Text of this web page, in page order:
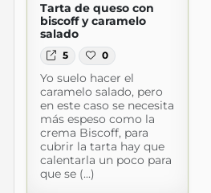
Tarta de queso con
biscoff y caramelo
salado
5 0
Yo suelo hacer el
caramelo salado, pero
en este caso se necesita
más espeso como la
crema Biscoff, para
cubrir la tarta hay que
calentarla un poco para
que se (...)